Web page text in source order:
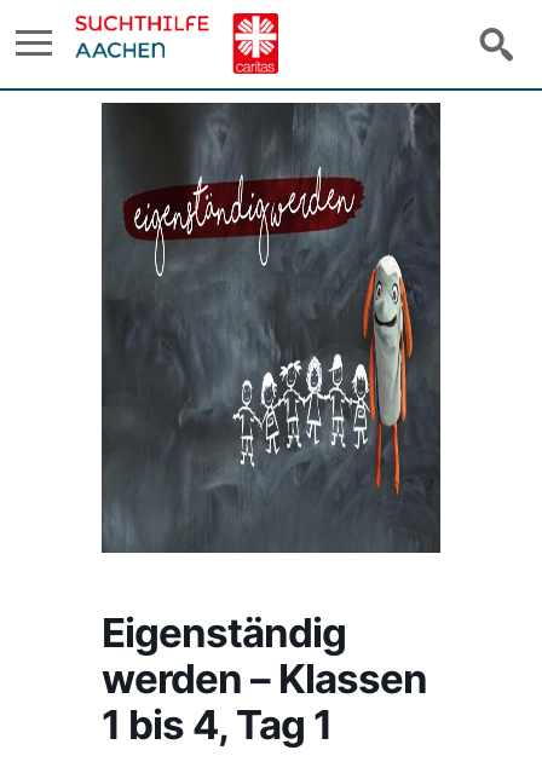
Eigenständig
werden – Klassen
1 bis 4, Tag 1